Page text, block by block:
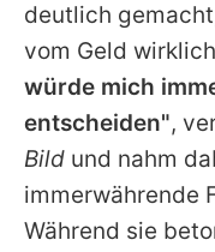
deutlich
vom Geld
würde mich
entscheiden",
Bild und nahm
immerwährende
Während sie